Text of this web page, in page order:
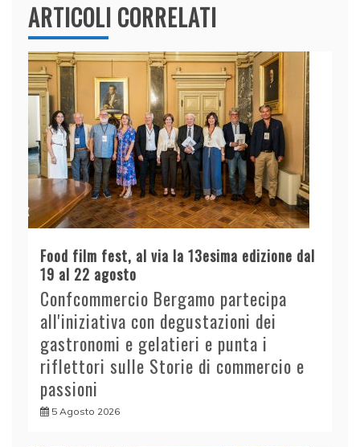
ARTICOLI CORRELATI
Food film fest, al via la 13esima edizione dal
19 al 22 agosto
Confcommercio Bergamo partecipa
all'iniziativa con degustazioni dei
gastronomi e gelatieri e punta i
riflettori sulle Storie di commercio e
passioni
5 Agosto 2026